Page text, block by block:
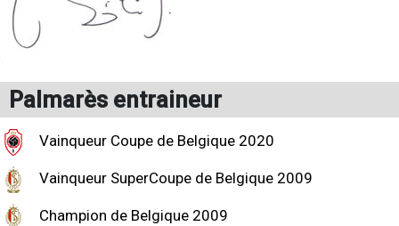
Palmarès entraineur
Vainqueur Coupe de Belgique 2020
Vainqueur SuperCoupe de Belgique 2009
Champion de Belgique 2009